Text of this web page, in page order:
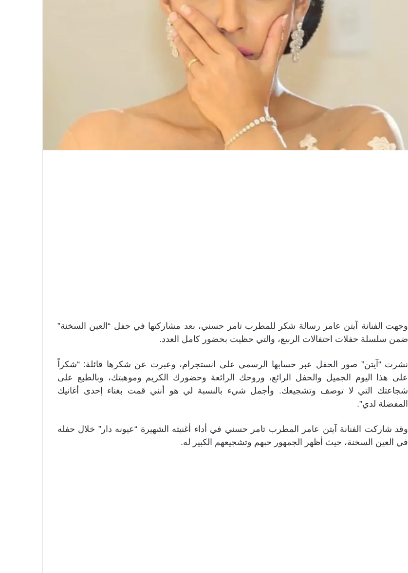
وجهت الفنانة آيتن عامر رسالة شكر للمطرب تامر حسني، بعد مشاركتها في حفل “العين السخنة”
ضمن سلسلة حفلات احتفالات الربيع، والتي حظيت بحضور كامل العدد.
نشرت “آيتن” صور الحفل عبر حسابها الرسمي على انستجرام، وعبرت عن شكرها قائلة: “شكراً
على هذا اليوم الجميل والحفل الرائع، وروحك الرائعة وحضورك الكريم وموهبتك، وبالطبع على
شجاعتك التي لا توصف وتشجيعك. وأجمل شيء بالنسبة لي هو أنني قمت بغناء إحدى أغانيك
المفضلة لدي”.
وقد شاركت الفنانة آيتن عامر المطرب تامر حسني في أداء أغنيته الشهيرة “عيونه دار” خلال حفله
في العين السخنة، حيث أظهر الجمهور حبهم وتشجيعهم الكبير له.